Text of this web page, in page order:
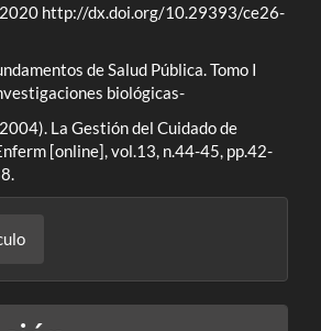
http://dx.doi.org/10.29393/ce26-
de Salud Pública. Tomo I
biológicas-
La Gestión del Cuidado de
[online], vol.13, n.44-45, pp.42-